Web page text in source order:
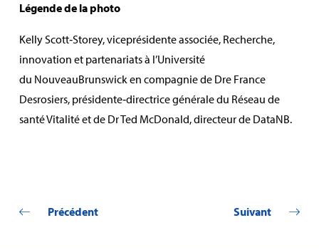
Légende de la photo
Kelly Scott‑Storey,viceprésidenteassociée, Recherche,
innovation et partenariats à l’Université
du NouveauBrunswicken compagnie de Dre France
Desrosiers, présidente‑directrice générale du Réseau de
santé Vitalitéetde Dr Ted McDonald, directeur de DataNB.
Précédent Suivant